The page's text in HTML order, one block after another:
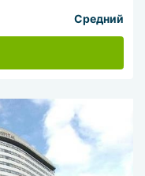
Средний